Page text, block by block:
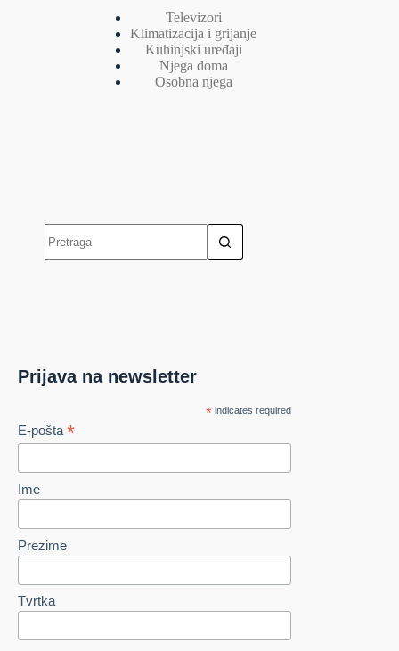
Televizori
Klimatizacija i grijanje
Kuhinjski uređaji
Njega doma
Osobna njega
Prijava na newsletter
* indicates required
E-pošta*
Ime
Prezime
Tvrtka